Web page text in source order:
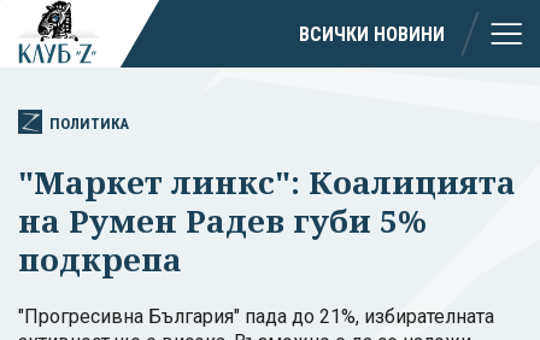
ВСИЧКИ НОВИНИ
ПОЛИТИКА
"Маркет линкс": Коалицията
на Румен Радев губи 5%
подкрепа
"Прогресивна България" пада до 21%, избирателната